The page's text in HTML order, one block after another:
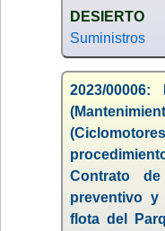
DESIERTO
Suministros
2023/
Contrato
preventivo
flota del